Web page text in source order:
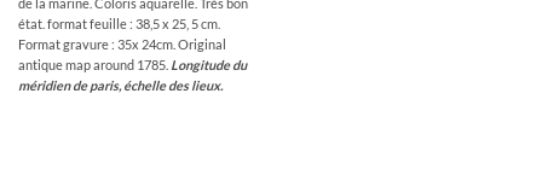
état. format feuille : 38,5 x 25, 5 cm.
Format gravure : 35x 24cm. Original
antique map around 1785. Longitude du
méridien de paris, échelle des lieux.